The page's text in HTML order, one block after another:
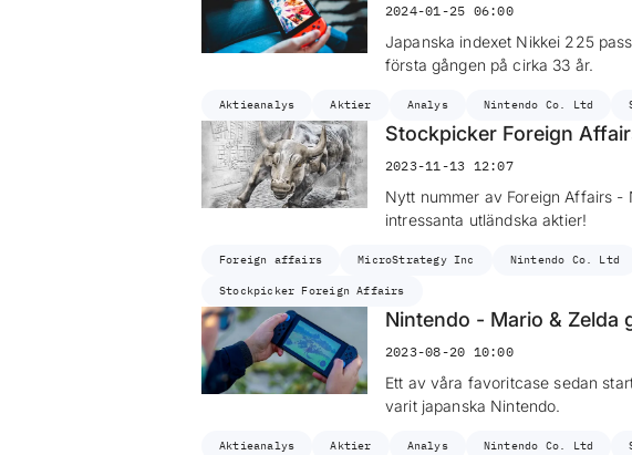
2024-01-25 06:00
Japanska indexet Nikkei 225
första gången på cirka 33 år.
Aktieanalys Aktier Analys Nintendo Co. Ltd
Stockpicker Foreign
2023-11-13 12:07
Nytt nummer av Foreign Affairs -
intressanta utländska aktier!
Foreign affairs MicroStrategy Inc Nintendo Co. Ltd
Stockpicker Foreign Affairs
Nintendo - Mario & Zelda
2023-08-20 10:00
Ett av våra favoritcase sedan
varit japanska Nintendo.
Aktieanalys Aktier Analys Nintendo Co. Ltd